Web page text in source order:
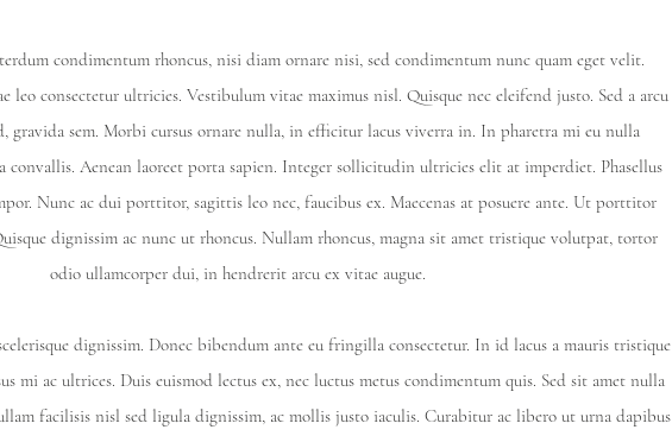
condimentum rhoncus, nisi diam ornare nisi, sed condimentum nunc quam eget velit.
leo consectetur ultricies. Vestibulum vitae maximus nisl. Quisque nec eleifend justo. Sed a arcu
gravida sem. Morbi cursus ornare nulla, in efficitur lacus viverra in. In pharetra mi eu nulla
Aenean laoreet porta sapien. Integer sollicitudin ultricies elit at imperdiet. Phasellus
Nunc ac dui porttitor, sagittis leo nec, faucibus ex. Maecenas at posuere ante. Ut porttitor
dignissim ac nunc ut rhoncus. Nullam rhoncus, magna sit amet tristique volutpat, tortor
odio ullamcorper dui, in hendrerit arcu ex vitae augue.
dignissim. Donec bibendum ante eu fringilla consectetur. In id lacus a mauris tristique
mi ac ultrices. Duis euismod lectus ex, nec luctus metus condimentum quis. Sed sit amet nulla
facilisis nisl sed ligula dignissim, ac mollis justo iaculis. Curabitur ac libero ut urna dapibus